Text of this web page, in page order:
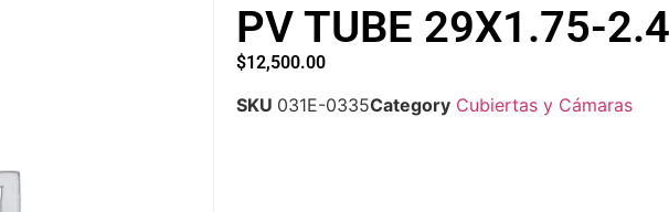
PV TUBE 29X1.75-
$12,500.00
SKU 031E-0335Category Cubiertas y Cámaras